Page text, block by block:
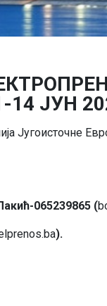
ЈУН
Југоисточне
065239865 (
).